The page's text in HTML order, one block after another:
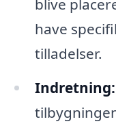
blive
have
tilladelser.
Indretning: